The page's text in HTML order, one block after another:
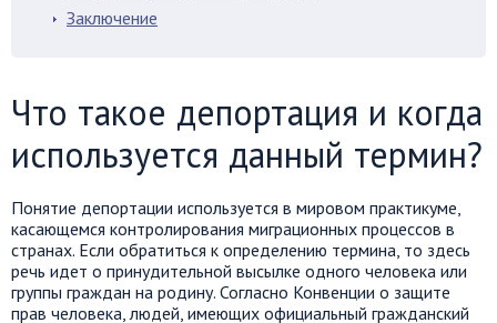
Заключение
Что такое депортация и когда
используется данный термин?
Понятие депортации используется в мировом практикуме,
касающемся контролирования миграционных процессов в
странах. Если обратиться к определению термина, то здесь
речь идет о принудительной высылке одного человека или
группы граждан на родину. Согласно Конвенции о защите
прав человека, людей, имеющих официальный гражданский